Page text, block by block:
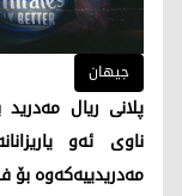
جیهان
پلانی ریال مەدرید
ناوی ئەو
مەدریدییەکەوە بۆ